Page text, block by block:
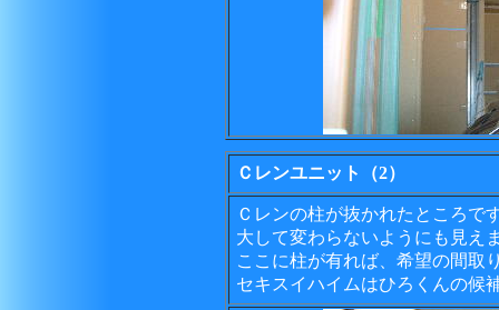
Ｃレンユニット（2）
Ｃレンの柱が抜かれたところで
大して変わらないようにも見え
ここに柱が有れば、希望の間取
セキスイハイムはひろくんの候